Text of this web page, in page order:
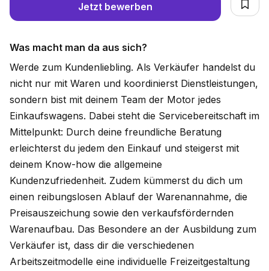
Jetzt bewerben
Was macht man da aus sich?
Werde zum Kundenliebling. Als Verkäufer handelst du
nicht nur mit Waren und koordinierst Dienstleistungen,
sondern bist mit deinem Team der Motor jedes
Einkaufswagens. Dabei steht die Servicebereitschaft im
Mittelpunkt: Durch deine freundliche Beratung
erleichterst du jedem den Einkauf und steigerst mit
deinem Know-how die allgemeine
Kundenzufriedenheit. Zudem kümmerst du dich um
einen reibungslosen Ablauf der Warenannahme, die
Preisauszeichung sowie den verkaufsfördernden
Warenaufbau. Das Besondere an der Ausbildung zum
Verkäufer ist, dass dir die verschiedenen
Arbeitszeitmodelle eine individuelle Freizeitgestaltung